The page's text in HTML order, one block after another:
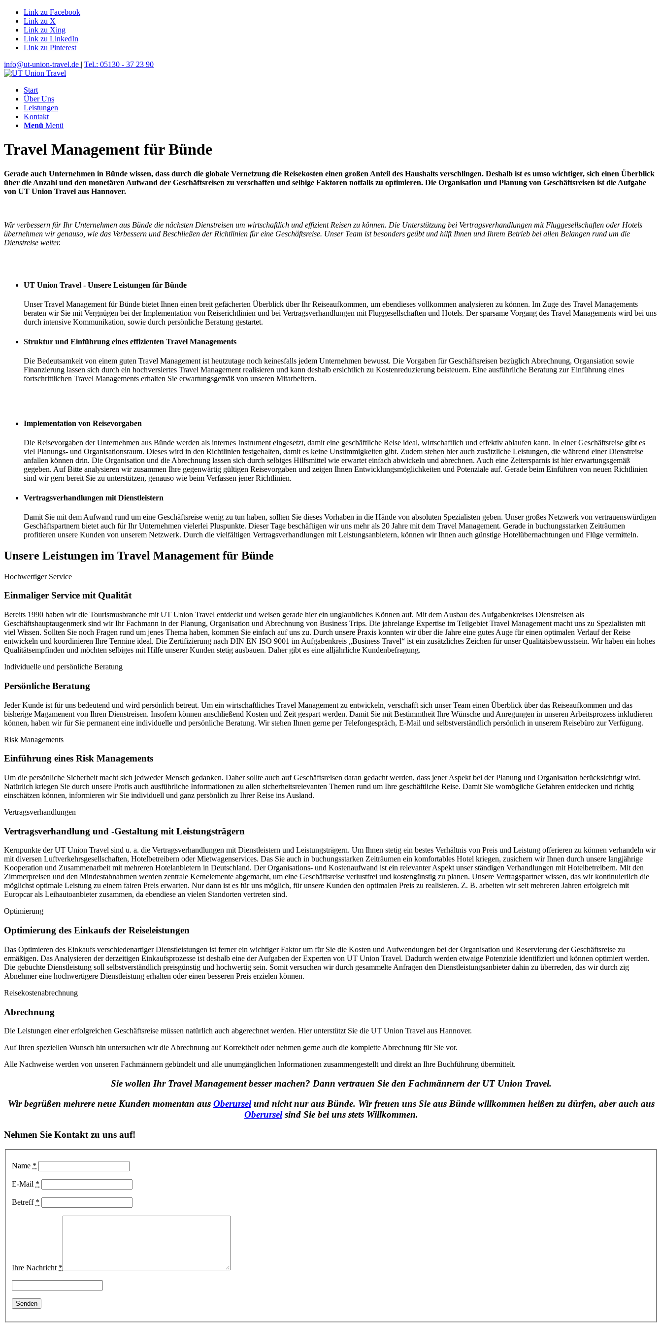
Link zu Facebook
Link zu X
Link zu Xing
Link zu LinkedIn
Link zu Pinterest
info@ut-union-travel.de | Tel.: 05130 - 37 23 90
Start
Über Uns
Leistungen
Kontakt
Menü Menü
Travel Management für Bünde
Gerade auch Unternehmen in Bünde wissen, dass durch die globale Vernetzung die Reisekosten einen großen Anteil des Haushalts verschlingen. Deshalb ist es umso wichtiger, sich einen Überblick
über die Anzahl und den monetären Aufwand der Geschäftsreisen zu verschaffen und selbige Faktoren notfalls zu optimieren. Die Organisation und Planung von Geschäftsreisen ist die Aufgabe
von UT Union Travel aus Hannover.
Wir verbessern für Ihr Unternehmen aus Bünde die nächsten Dienstreisen um wirtschaftlich und effizient Reisen zu können. Die Unterstützung bei Vertragsverhandlungen mit Fluggesellschaften oder Hotels
übernehmen wir genauso, wie das Verbessern und Beschließen der Richtlinien für eine Geschäftsreise. Unser Team ist besonders geübt und hilft Ihnen und Ihrem Betrieb bei allen Belangen rund um die
Dienstreise weiter.
UT Union Travel - Unsere Leistungen für Bünde
Unser Travel Management für Bünde bietet Ihnen einen breit gefächerten Überblick über Ihr Reiseaufkommen, um ebendieses vollkommen analysieren zu können. Im Zuge des Travel Managements
beraten wir Sie mit Vergnügen bei der Implementation von Reiserichtlinien und bei Vertragsverhandlungen mit Fluggesellschaften und Hotels. Der sparsame Vorgang des Travel Managements wird bei uns
durch intensive Kommunikation, sowie durch persönliche Beratung gestartet.
Struktur und Einführung eines effizienten Travel Managements
Die Bedeutsamkeit von einem guten Travel Management ist heutzutage noch keinesfalls jedem Unternehmen bewusst. Die Vorgaben für Geschäftsreisen bezüglich Abrechnung, Organsiation sowie
Finanzierung lassen sich durch ein hochversiertes Travel Management realisieren und kann deshalb ersichtlich zu Kostenreduzierung beisteuern. Eine ausführliche Beratung zur Einführung eines
fortschrittlichen Travel Managements erhalten Sie erwartungsgemäß von unseren Mitarbeitern.
Implementation von Reisevorgaben
Die Reisevorgaben der Unternehmen aus Bünde werden als internes Instrument eingesetzt, damit eine geschäftliche Reise ideal, wirtschaftlich und effektiv ablaufen kann. In einer Geschäftsreise gibt es
viel Planungs- und Organisationsraum. Dieses wird in den Richtlinien festgehalten, damit es keine Unstimmigkeiten gibt. Zudem stehen hier auch zusätzliche Leistungen, die während einer Dienstreise
anfallen können drin. Die Organisation und die Abrechnung lassen sich durch selbiges Hilfsmittel wie erwartet einfach abwickeln und abrechnen. Auch eine Zeitersparnis ist hier erwartungsgemäß
gegeben. Auf Bitte analysieren wir zusammen Ihre gegenwärtig gültigen Reisevorgaben und zeigen Ihnen Entwicklungsmöglichkeiten und Potenziale auf. Gerade beim Einführen von neuen Richtlinien
sind wir gern bereit Sie zu unterstützen, genauso wie beim Verfassen jener Richtlinien.
Vertragsverhandlungen mit Dienstleistern
Damit Sie mit dem Aufwand rund um eine Geschäftsreise wenig zu tun haben, sollten Sie dieses Vorhaben in die Hände von absoluten Spezialisten geben. Unser großes Netzwerk von vertrauenswürdigen
Geschäftspartnern bietet auch für Ihr Unternehmen vielerlei Pluspunkte. Dieser Tage beschäftigen wir uns mehr als 20 Jahre mit dem Travel Management. Gerade in buchungsstarken Zeiträumen
profitieren unsere Kunden von unserem Netzwerk. Durch die vielfältigen Vertragsverhandlungen mit Leistungsanbietern, können wir Ihnen auch günstige Hotelübernachtungen und Flüge vermitteln.
Unsere Leistungen im Travel Management für Bünde
Hochwertiger Service
Einmaliger Service mit Qualität
Bereits 1990 haben wir die Tourismusbranche mit UT Union Travel entdeckt und weisen gerade hier ein unglaubliches Können auf. Mit dem Ausbau des Aufgabenkreises Dienstreisen als
Geschäftshauptaugenmerk sind wir Ihr Fachmann in der Planung, Organisation und Abrechnung von Business Trips. Die jahrelange Expertise im Teilgebiet Travel Management macht uns zu Spezialisten mit
viel Wissen. Sollten Sie noch Fragen rund um jenes Thema haben, kommen Sie einfach auf uns zu. Durch unsere Praxis konnten wir über die Jahre eine gutes Auge für einen optimalen Verlauf der Reise
entwickeln und koordinieren Ihre Termine ideal. Die Zertifizierung nach DIN EN ISO 9001 im Aufgabenkreis „Business Travel“ ist ein zusätzliches Zeichen für unser Qualitätsbewusstsein. Wir haben ein hohes
Qualitätsempfinden und möchten selbiges mit Hilfe unserer Kunden stetig ausbauen. Daher gibt es eine alljährliche Kundenbefragung.
Individuelle und persönliche Beratung
Persönliche Beratung
Jeder Kunde ist für uns bedeutend und wird persönlich betreut. Um ein wirtschaftliches Travel Management zu entwickeln, verschafft sich unser Team einen Überblick über das Reiseaufkommen und das
bisherige Magamenent von Ihren Dienstreisen. Insofern können anschließend Kosten und Zeit gespart werden. Damit Sie mit Bestimmtheit Ihre Wünsche und Anregungen in unseren Arbeitsprozess inkludieren
können, haben wir für Sie permanent eine individuelle und persönliche Beratung. Wir stehen Ihnen gerne per Telefongespräch, E-Mail und selbstverständlich persönlich in unserem Reisebüro zur Verfügung.
Risk Managements
Einführung eines Risk Managements
Um die persönliche Sicherheit macht sich jedweder Mensch gedanken. Daher sollte auch auf Geschäftsreisen daran gedacht werden, dass jener Aspekt bei der Planung und Organisation berücksichtigt wird.
Natürlich kriegen Sie durch unsere Profis auch ausführliche Informationen zu allen sicherheitsrelevanten Themen rund um Ihre geschäftliche Reise. Damit Sie womögliche Gefahren entdecken und richtig
einschätzen können, informieren wir Sie individuell und ganz persönlich zu Ihrer Reise ins Ausland.
Vertragsverhandlungen
Vertragsverhandlung und -Gestaltung mit Leistungsträgern
Kernpunkte der UT Union Travel sind u. a. die Vertragsverhandlungen mit Dienstleistern und Leistungsträgern. Um Ihnen stetig ein bestes Verhältnis von Preis und Leistung offerieren zu können verhandeln wir
mit diversen Luftverkehrsgesellschaften, Hotelbetreibern oder Mietwagenservices. Das Sie auch in buchungsstarken Zeiträumen ein komfortables Hotel kriegen, zusichern wir Ihnen durch unsere langjährige
Kooperation und Zusammenarbeit mit mehreren Hotelanbietern in Deutschland. Der Organisations- und Kostenaufwand ist ein relevanter Aspekt unser ständigen Verhandlungen mit Hotelbetreibern. Mit den
Zimmerpreisen und den Mindestabnahmen werden zentrale Kernelemente abgemacht, um eine Geschäftsreise verlustfrei und kostengünstig zu planen. Unsere Vertragspartner wissen, das wir kontinuierlich die
möglichst optimale Leistung zu einem fairen Preis erwarten. Nur dann ist es für uns möglich, für unsere Kunden den optimalen Preis zu realisieren. Z. B. arbeiten wir seit mehreren Jahren erfolgreich mit
Europcar als Leihautoanbieter zusammen, da ebendiese an vielen Standorten vertreten sind.
Optimierung
Optimierung des Einkaufs der Reiseleistungen
Das Optimieren des Einkaufs verschiedenartiger Dienstleistungen ist ferner ein wichtiger Faktor um für Sie die Kosten und Aufwendungen bei der Organisation und Reservierung der Geschäftsreise zu
ermäßigen. Das Analysieren der derzeitigen Einkaufsprozesse ist deshalb eine der Aufgaben der Experten von UT Union Travel. Dadurch werden etwaige Potenziale identifiziert und können optimiert werden.
Die gebuchte Dienstleistung soll selbstverständlich preisgünstig und hochwertig sein. Somit versuchen wir durch gesammelte Anfragen den Dienstleistungsanbieter dahin zu überreden, das wir durch zig
Abnehmer eine hochwertigere Dienstleistung erhalten oder einen besseren Preis erzielen können.
Reisekostenabrechnung
Abrechnung
Die Leistungen einer erfolgreichen Geschäftsreise müssen natürlich auch abgerechnet werden. Hier unterstützt Sie die UT Union Travel aus Hannover.
Auf Ihren speziellen Wunsch hin untersuchen wir die Abrechnung auf Korrektheit oder nehmen gerne auch die komplette Abrechnung für Sie vor.
Alle Nachweise werden von unseren Fachmännern gebündelt und alle unumgänglichen Informationen zusammengestellt und direkt an Ihre Buchführung übermittelt.
Sie wollen Ihr Travel Management besser machen? Dann vertrauen Sie den Fachmännern der UT Union Travel.
Wir begrüßen mehrere neue Kunden momentan aus Oberurselund nicht nur aus Bünde. Wir freuen uns Sie aus Bünde willkommen heißen zu dürfen, aber auch aus
Oberurselsind Sie bei uns stets Willkommen.
Nehmen Sie Kontakt zu uns auf!
Name *
E-Mail *
Betreff *
Ihre Nachricht *